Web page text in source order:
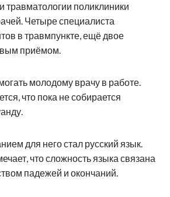
травматологии поликлиники
Четыре специалиста
в травмпункте, ещё двое
приёмом.
молодому врачу в работе.
что пока не собирается
для него стал русский язык.
что сложность языка связана
падежей и окончаний.